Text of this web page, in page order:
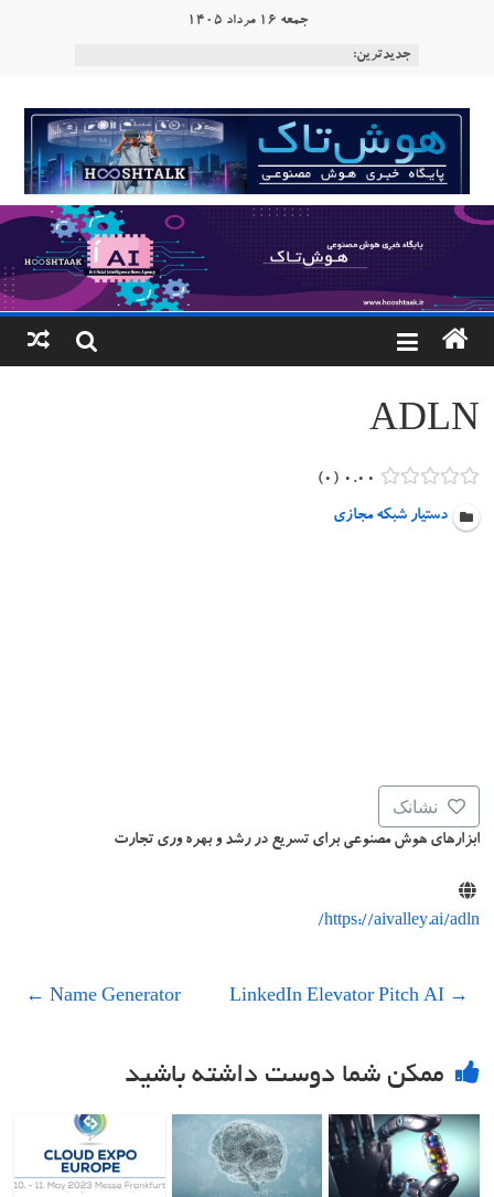
جمعه 16 مرداد 1405
جدیدترین:
هوشتاک
پایگاه
خبری
هوش
مصنوعی
www.hooshtaak.ir
ADLN
0.00
0
دستیار شبکه مجازی
نشانک
ابزارهای هوش مصنوعی برای تسریع در رشد و بهره وری تجارت
https://aivalley.ai/adln/
→
LinkedIn Elevator Pitch AI
Name Generator
←
ممکن شما دوست داشته باشید